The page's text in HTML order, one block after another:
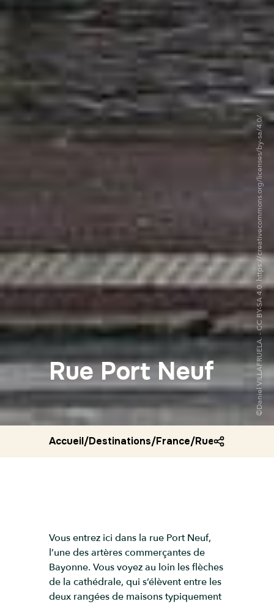
Rue Port Neuf ©Daniel VILLAFRUELA. - CC BY-SA 4.0. https://creativecommons.org/licenses/by-sa/4.0/
Accueil/Destinations/France/Rue port neuf
Vous entrez ici dans la rue Port Neuf,
l’une des artères commerçantes de
Bayonne. Vous voyez au loin les flèches
de la cathédrale, qui s’élèvent entre les
deux rangées de maisons typiquement